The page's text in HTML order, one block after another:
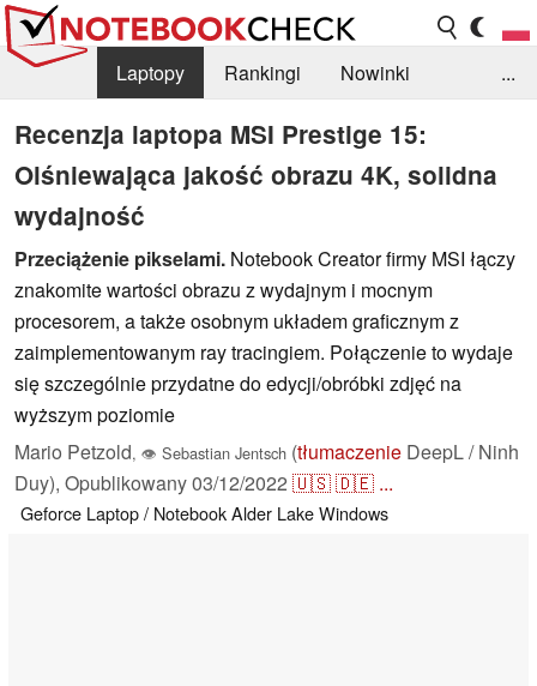
Laptopy Rankingi
Nowinki
Biblioteka
Info Szukajka recenzji
...
Recenzja laptopa MSI Prestige 15:
Olśniewająca jakość obrazu 4K, solidna
wydajność
Przeciążenie pikselami. Notebook Creator firmy MSI łączy
znakomite wartości obrazu z wydajnym i mocnym
procesorem, a także osobnym układem graficznym z
zaimplementowanym ray tracingiem. Połączenie to wydaje
się szczególnie przydatne do edycji/obróbki zdjęć na
wyższym poziomie
Mario Petzold, 👁 Sebastian Jentsch (tłumaczenie DeepL / Ninh
Duy), Opublikowany03/12/2022 🇺🇸🇩🇪 ...
Geforce Laptop / NotebookAlder LakeWindows